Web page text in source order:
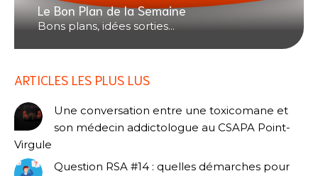
Le Bon Plan de la Semaine
Bons plans, idées sorties...
ARTICLES LES PLUS LUS
Une conversation entre une toxicomane et
son médecin addictologue au CSAPA Point-
Virgule
Question RSA #14 : quelles démarches pour